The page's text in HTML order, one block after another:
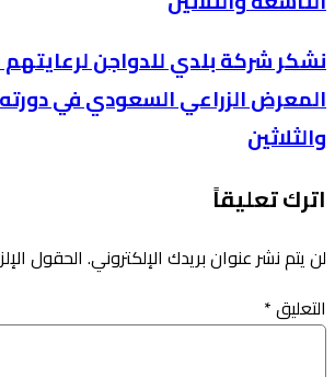
نشكر شركة بلدي للدواجن لرعايتهم
المعرض الزراعي السعودي في
والثلاثين
اترك تعليقاً
لن يتم نشر عنوان بريدك الإلكتروني. الحقول
التعليق*